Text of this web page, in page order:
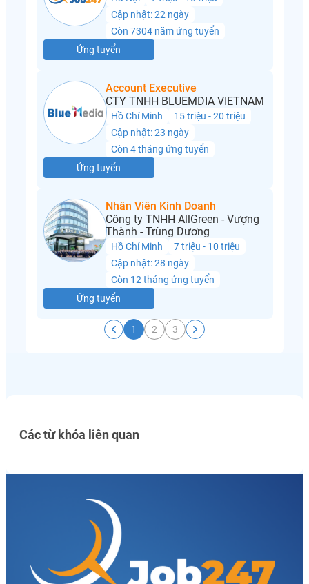
Cập nhật: 22 ngày
Còn 7304 năm ứng tuyển
Ứng tuyển
Account Executive
CTY TNHH BLUEMDIA VIETNAM
Hồ Chí Minh
15 triệu - 20 triệu
Cập nhật: 23 ngày
Còn 4 tháng ứng tuyển
Ứng tuyển
Nhân Viên Kinh Doanh
Công ty TNHH AllGreen - Vượng
Thành - Trùng Dương
Hồ Chí Minh
7 triệu - 10 triệu
Cập nhật: 28 ngày
Còn 12 tháng ứng tuyển
Ứng tuyển
1 2 3
Các từ khóa liên quan